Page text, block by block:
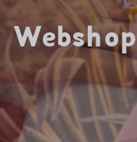
Webshop
Webshop